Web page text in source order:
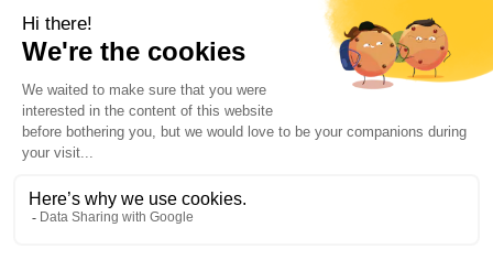
LANGUES
Français
English